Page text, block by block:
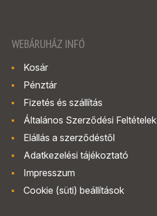
WEBÁRUHÁZ INFÓ
Kosár
Pénztár
Fizetés és szállítás
Általános Szerződési Feltételek
Elállás a szerződéstől
Adatkezelési tájékoztató
Impresszum
Cookie (süti) beállítások